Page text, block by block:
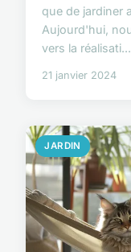
que de jardiner
Aujourd'hui,
vers la réalisati...
21 janvier 2024
JARDIN